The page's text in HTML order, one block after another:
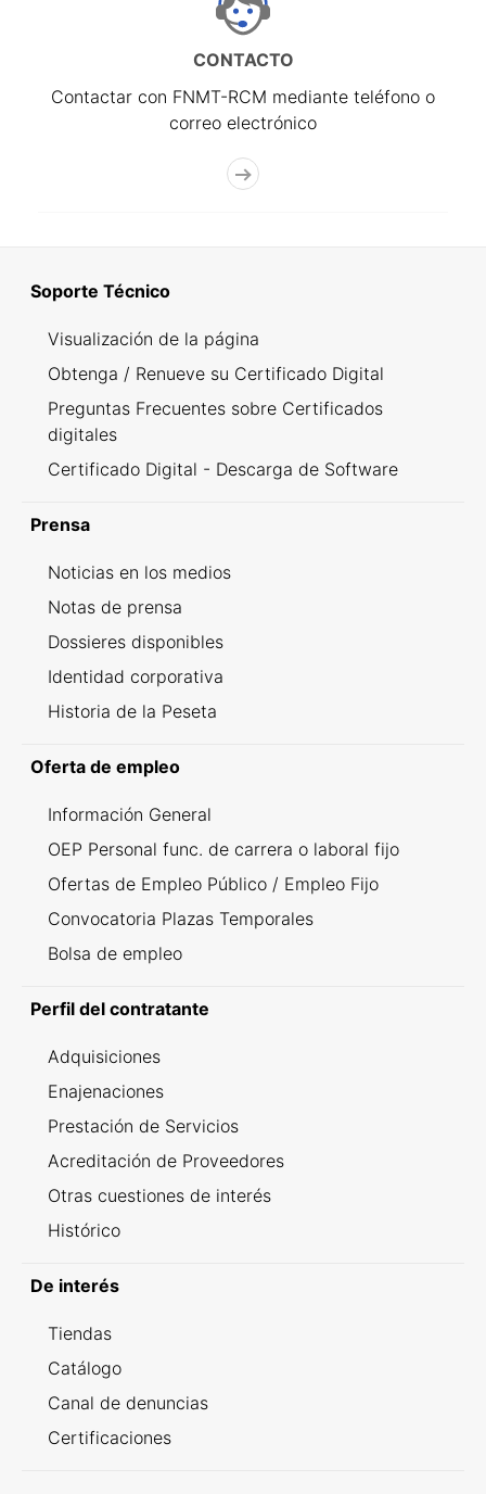
CONTACTO
Contactar con FNMT-RCM mediante teléfono o
correo electrónico
Soporte Técnico
Visualización de la página
Obtenga / Renueve su Certificado Digital
Preguntas Frecuentes sobre Certificados
digitales
Certificado Digital - Descarga de Software
Prensa
Noticias en los medios
Notas de prensa
Dossieres disponibles
Identidad corporativa
Historia de la Peseta
Oferta de empleo
Información General
OEP Personal func. de carrera o laboral fijo
Ofertas de Empleo Público / Empleo Fijo
Convocatoria Plazas Temporales
Bolsa de empleo
Perfil del contratante
Adquisiciones
Enajenaciones
Prestación de Servicios
Acreditación de Proveedores
Otras cuestiones de interés
Histórico
De interés
Tiendas
Catálogo
Canal de denuncias
Certificaciones